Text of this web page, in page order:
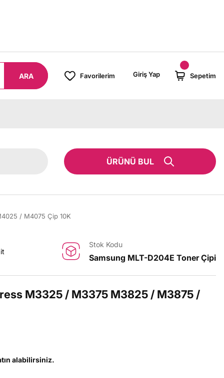
ARA Favorilerim Giriş Yap Sepetim
ÜRÜNÜ BUL
/ M4075 Çip 10K
Stok Kodu
Samsung MLT-D204E Toner Çipi
M3325 / M3375 M3825 / M3875 /
alabilirsiniz.